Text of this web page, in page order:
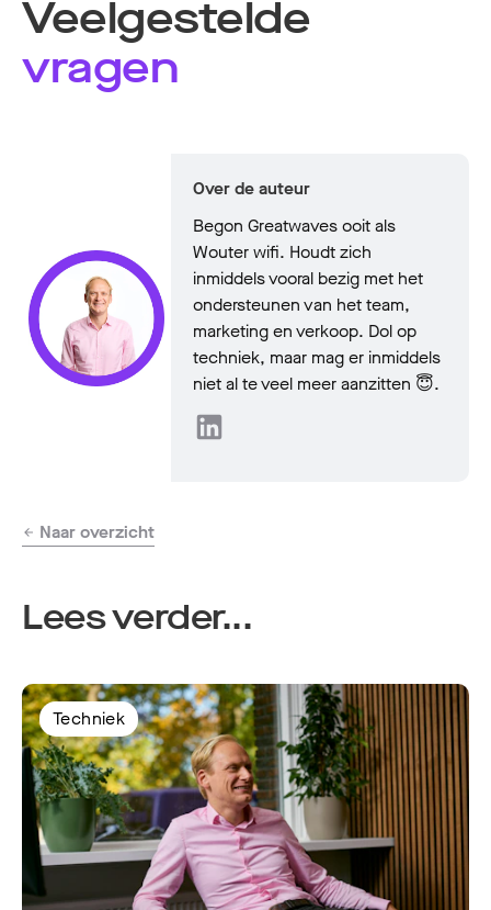
Veelgestelde
vragen
Over de auteur
Begon Greatwaves ooit als
Wouter wifi. Houdt zich
inmiddels vooral bezig met het
ondersteunen van het team,
marketing en verkoop. Dol op
techniek, maar mag er inmiddels
niet al te veel meer aanzitten 😇.
Naar overzicht
Lees verder...
Techniek